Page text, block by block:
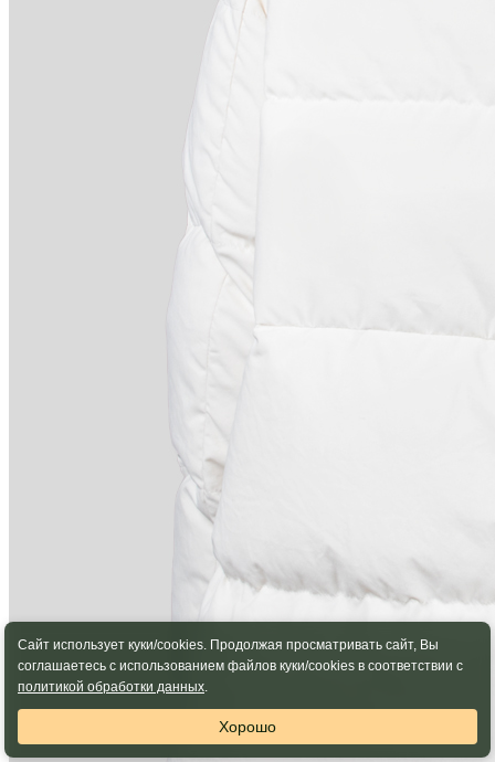
Сайт использует куки/cookies. Продолжая просматривать сайт, Вы
соглашаетесь с использованием файлов куки/cookies в соответствии с
политикой обработки данных.
Хорошо